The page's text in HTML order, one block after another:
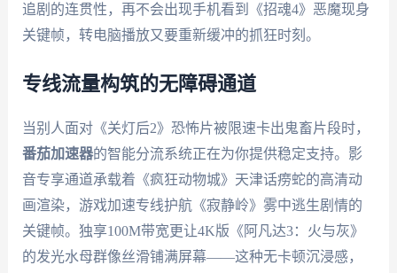
追剧的连贯性，再不会出现手机看到《招魂4》恶魔现身
关键帧，转电脑播放又要重新缓冲的抓狂时刻。
专线流量构筑的无障碍通道
当别人面对《关灯后2》恐怖片被限速卡出鬼畜片段时，
番茄加速器的智能分流系统正在为你提供稳定支持。影
音专享通道承载着《疯狂动物城》天津话痨蛇的高清动
画渲染，游戏加速专线护航《寂静岭》雾中逃生剧情的
关键帧。独享100M带宽更让4K版《阿凡达3：火与灰》
的发光水母群像丝滑铺满屏幕——这种无卡顿沉浸感，